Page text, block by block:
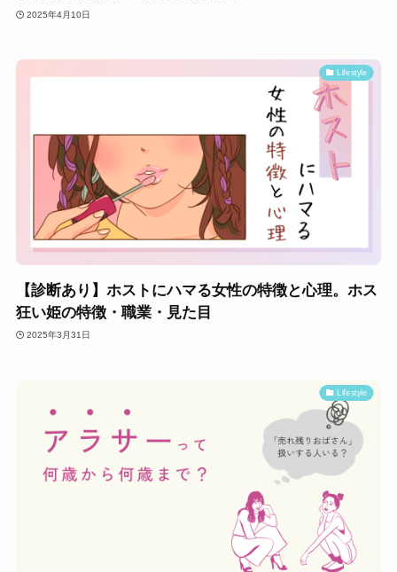
2025年4月10日
Lifestyle
【診断あり】ホストにハマる女性の特徴と心理。ホス
狂い姫の特徴・職業・見た目
2025年3月31日
Lifestyle